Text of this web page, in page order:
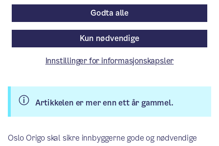
Byrådet vil satse mer på digitale
ferdigheter «under eget tak».
Av Byrådslederens kontor
Artikkelen er mer enn ett år gammel.
Oslo Origo skal sikre innbyggerne gode og nødvendige
Kun nødvendige
Godta alle
Innstillinger for informasjonskapsler